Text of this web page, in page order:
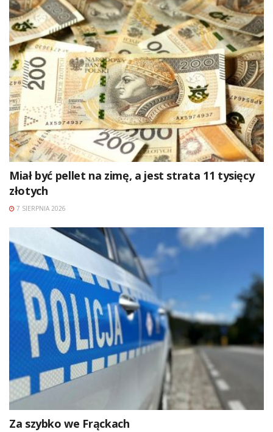
Miał być pellet na zimę, a jest strata 11 tysięcy
złotych
7 SIERPNIA 2026
Za szybko we Frąckach